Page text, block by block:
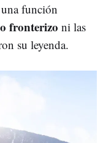
función
fronterizo ni las
su leyenda.